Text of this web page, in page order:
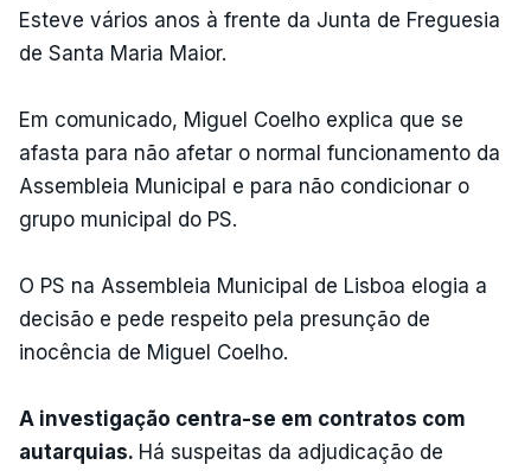
Esteve vários anos à frente da Junta de Freguesia
de Santa Maria Maior.
Em comunicado, Miguel Coelho explica que se
afasta para não afetar o normal funcionamento da
Assembleia Municipal e para não condicionar o
grupo municipal do PS.
O PS na Assembleia Municipal de Lisboa elogia a
decisão e pede respeito pela presunção de
inocência de Miguel Coelho.
A investigação centra-se em contratos com
autarquias. Há suspeitas da adjudicação de